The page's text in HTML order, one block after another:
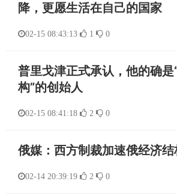
降，更愿生活在自己的国家
02-15 08:43:13 1 0
普里戈津正式承认，他的确是
构”的创始人
02-15 08:41:18 2 0
俄媒：西方制裁加速俄经济结
02-14 20:39:19 2 0